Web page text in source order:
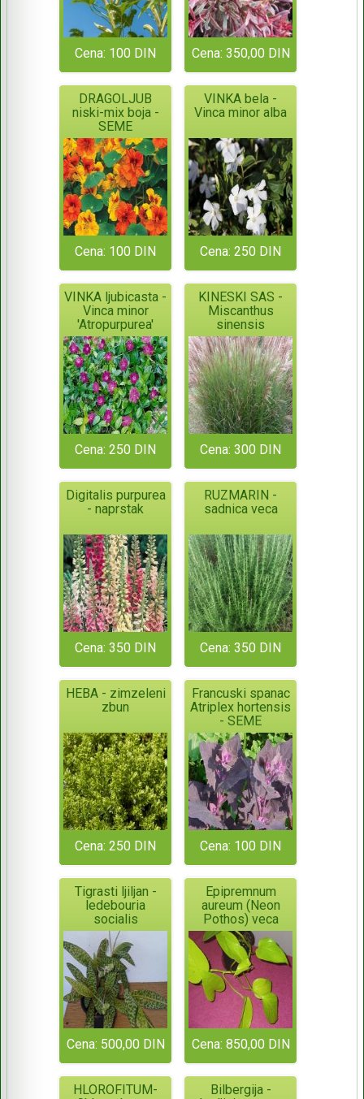
Cena: 100 DIN Cena: 350,00 DIN
DRAGOLJUB
niski-mix boja -
SEME
Cena: 100 DIN
VINKA bela -
Vinca minor alba
Cena: 250 DIN
VINKA ljubicasta -
Vinca minor
'Atropurpurea'
Cena: 250 DIN
KINESKI SAS -
Miscanthus
sinensis
Cena: 300 DIN
Digitalis purpurea
- naprstak
Cena: 350 DIN
RUZMARIN -
sadnica veca
Cena: 350 DIN
HEBA - zimzeleni
zbun
Cena: 250 DIN
Francuski spanac
Atriplex hortensis
- SEME
Cena: 100 DIN
Tigrasti ljiljan -
ledebouria
socialis
Cena: 500,00 DIN
Epipremnum
aureum (Neon
Pothos) veca
Cena: 850,00 DIN
HLOROFITUM-
Bilbergija -